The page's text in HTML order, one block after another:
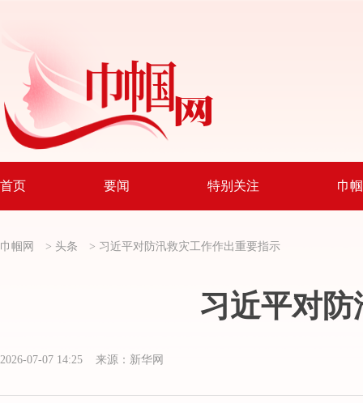
首页 要闻 特别关注 巾
巾帼网 > 头条 > 习近平对防汛救灾工作作出重要指示
习近平对
2026-07-07 14:25 来源：新华网